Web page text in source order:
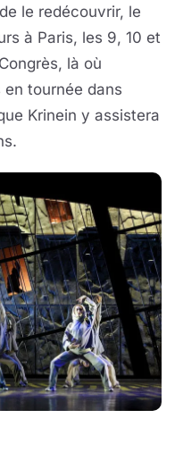
le redécouvrir, le
à Paris, les 9, 10 et
là où
en tournée dans
Krinein y assistera